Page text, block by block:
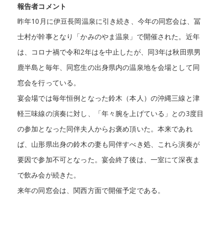
報告者コメント
昨年10月に伊豆長岡温泉に引き続き、今年の同窓会は、冨
士村が幹事となり「かみのやま温泉」で開催された。近年
は、コロナ禍で令和2年はを中止したが、同3年は秋田県男
鹿半島と毎年、同窓生の出身県内の温泉地を会場として同
窓会を行っている。
宴会場では毎年恒例となった鈴木（本人）の沖縄三線と津
軽三味線の演奏に対し、「年々腕を上げている」との3度目
の参加となった同伴夫人からお褒め頂いた。本来であれ
ば、山形県出身の鈴木の妻も同伴すべき処、これら演奏が
要因で参加不可となった。宴会終了後は、一室にて深夜ま
で飲み会が続きた。
来年の同窓会は、関西方面で開催予定である。